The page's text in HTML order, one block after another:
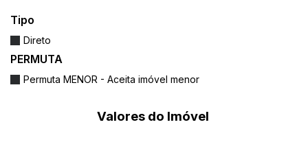
✨ Garanta já sua reserva e aproveite momentos
inesquecíveis em Balneário Camboriú. Entre em
contato agora mesmo e não perca essa
oportunidade!
Tipo
Direto
PERMUTA
Permuta MENOR - Aceita imóvel menor
Valores do Imóvel